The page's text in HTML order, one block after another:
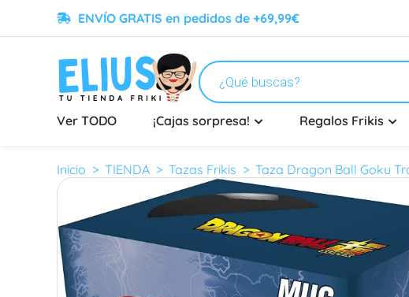
ENVÍO GRATIS en pedidos de +69,99€
Ver TODO ¡Cajas sorpresa! Regalos Frikis
Inicio > TIENDA > Tazas Frikis > Taza Dragon Ball Goku